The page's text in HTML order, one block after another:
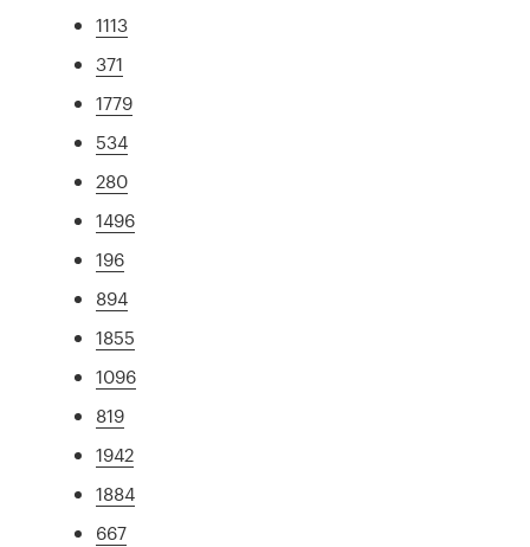
1113
371
1779
534
280
1496
196
894
1855
1096
819
1942
1884
667